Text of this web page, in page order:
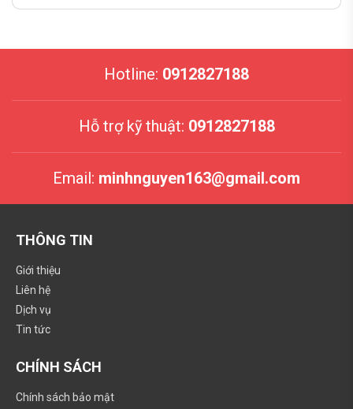
Hotline: 0912827188
Hỗ trợ kỹ thuật: 0912827188
Email: minhnguyen163@gmail.com
THÔNG TIN
Giới thiệu
Liên hệ
Dịch vụ
Tin tức
CHÍNH SÁCH
Chính sách bảo mật